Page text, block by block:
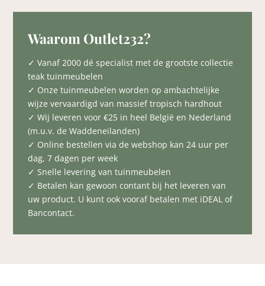
Waarom Outlet232?
✓ Vanaf 2000 dé specialist met de grootste collectie
teak tuinmeubelen
✓ Onze tuinmeubelen worden op ambachtelijke
wijze vervaardigd van massief tropisch hardhout
✓ Wij leveren voor €25 in heel België en Nederland
(m.u.v. de Waddeneilanden)
✓ Online bestellen via de webshop kan 24 uur per
dag, 7 dagen per week
✓ Snelle levering van tuinmeubelen
✓ Betalen kan gewoon contant bij het leveren van
uw product. U kunt ook vooraf betalen met iDEAL of
Bancontact.